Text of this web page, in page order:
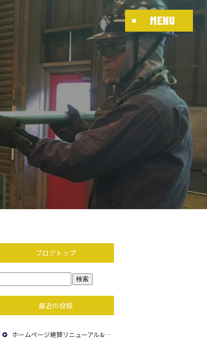
ブログトップ
最近の投稿
ホームページ絶賛リニューアル&求職者ページコンテンツ 追加中！乞うご期待！！！